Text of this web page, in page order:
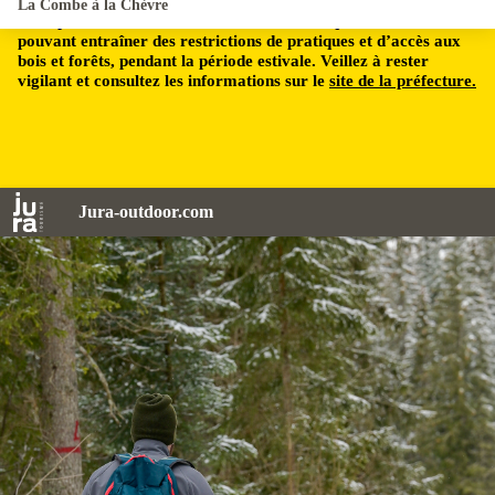
pouvant entraîner des restrictions de pratiques et d’accès aux
bois et forêts, pendant la période estivale. Veillez à rester
vigilant et consultez les informations sur le site de la préfecture.
Jura-outdoor.com
La Combe à la Chèvre